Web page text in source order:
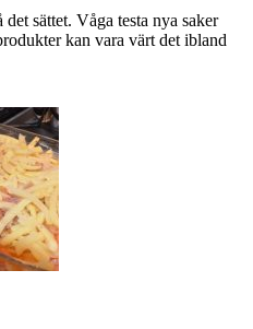
sättet. Våga testa nya saker
kan vara värt det ibland